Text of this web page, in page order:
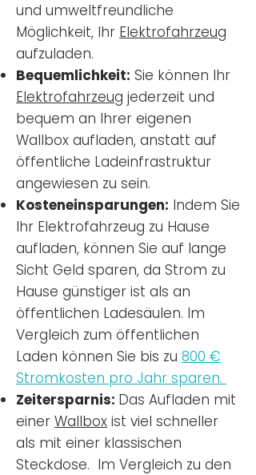
und umweltfreundliche
Möglichkeit, Ihr Elektrofahrzeug
aufzuladen.
Bequemlichkeit: Sie können Ihr
Elektrofahrzeug jederzeit und
bequem an Ihrer eigenen
Wallbox aufladen, anstatt auf
öffentliche Ladeinfrastruktur
angewiesen zu sein.
Kosteneinsparungen: Indem Sie
Ihr Elektrofahrzeug zu Hause
aufladen, können Sie auf lange
Sicht Geld sparen, da Strom zu
Hause günstiger ist als an
öffentlichen Ladesäulen. Im
Vergleich zum öffentlichen
Laden können Sie bis zu 800 €
Stromkosten pro Jahr sparen.
Zeitersparnis: Das Aufladen mit
einer Wallbox ist viel schneller
als mit einer klassischen
Steckdose. Im Vergleich zu den